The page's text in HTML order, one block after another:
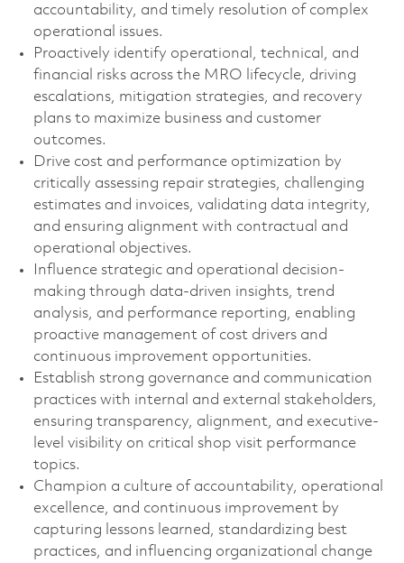
accountability, and timely resolution of complex
operational issues.
Proactively identify operational, technical, and
financial risks across the MRO lifecycle, driving
escalations, mitigation strategies, and recovery
plans to maximize business and customer
outcomes.
Drive cost and performance optimization by
critically assessing repair strategies, challenging
estimates and invoices, validating data integrity,
and ensuring alignment with contractual and
operational objectives.
Influence strategic and operational decision-
making through data-driven insights, trend
analysis, and performance reporting, enabling
proactive management of cost drivers and
continuous improvement opportunities.
Establish strong governance and communication
practices with internal and external stakeholders,
ensuring transparency, alignment, and executive-
level visibility on critical shop visit performance
topics.
Champion a culture of accountability, operational
excellence, and continuous improvement by
capturing lessons learned, standardizing best
practices, and influencing organizational change